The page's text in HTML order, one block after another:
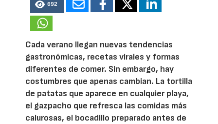
692
Cada verano llegan nuevas tendencias
gastronómicas, recetas virales y formas
diferentes de comer. Sin embargo, hay
costumbres que apenas cambian. La tortilla
de patatas que aparece en cualquier playa,
el gazpacho que refresca las comidas más
calurosas, el bocadillo preparado antes de